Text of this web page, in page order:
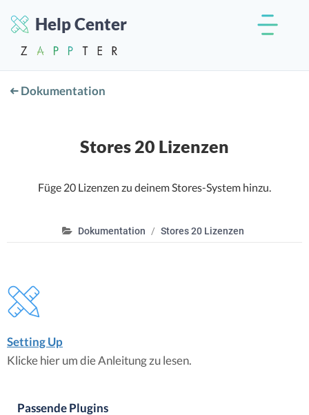
Help Center
Dokumentation
Stores 20 Lizenzen
Füge 20 Lizenzen zu deinem Stores-System hinzu.
Dokumentation Stores 20 Lizenzen
Setting Up
Klicke hier um die Anleitung zu lesen.
Passende Plugins